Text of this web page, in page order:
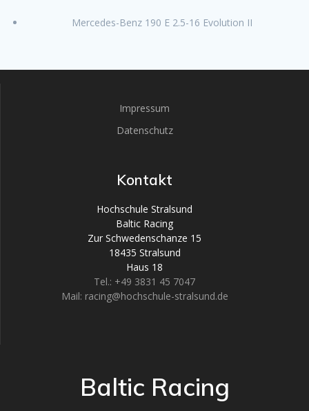
Mercedes-Benz 190 E 2.5-16 Evolution II
Impressum
Datenschutz
Kontakt
Hochschule Stralsund
Baltic Racing
Zur Schwedenschanze 15
18435 Stralsund
Haus 18
Tel.: +49 3831 45 7047
Mail: racing@hochschule-stralsund.de
Baltic Racing